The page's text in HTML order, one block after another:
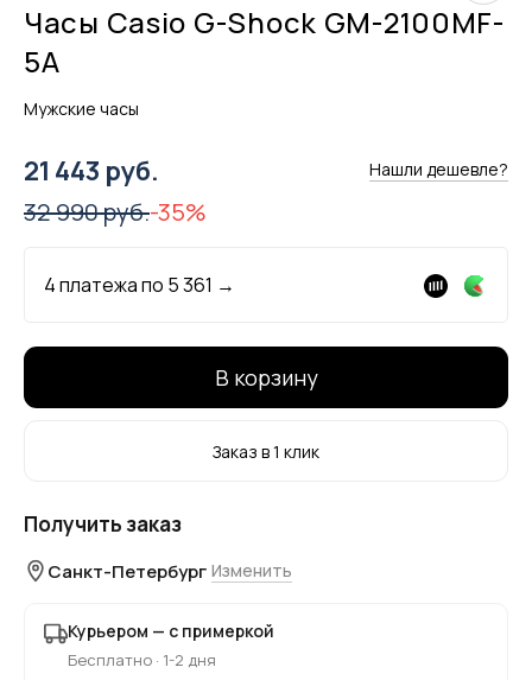
Часы Casio G-Shock GM-2100MF-
5A
Мужские часы
21 443 руб. Нашли дешевле?
32 990 руб.-35%
4 платежа по 5 361 →
В корзину
Заказ в 1 клик
Получить заказ
Санкт-Петербург Изменить
Курьером — с примеркой
Бесплатно · 1-2 дня